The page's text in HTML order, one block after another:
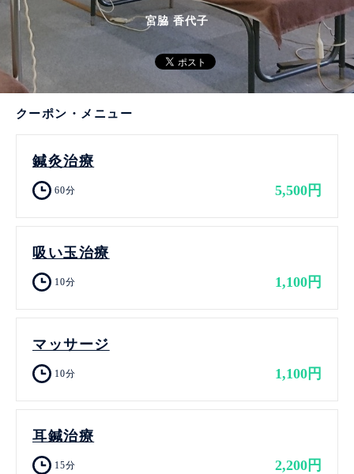
宮脇 香代子
クーポン・メニュー
鍼灸治療
60分 5,500円
吸い玉治療
10分 1,100円
マッサージ
10分 1,100円
耳鍼治療
15分 2,200円